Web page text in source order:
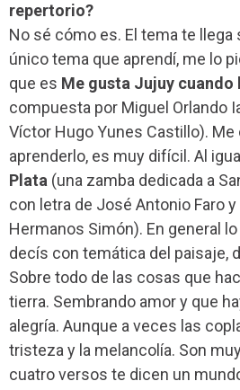
repertorio?
No sé cómo es. El tema te llega
único tema que aprendí, me lo
que es Me gusta Jujuy cuando
compuesta por Miguel Orlando
Víctor Hugo Yunes Castillo).
aprenderlo, es muy difícil. Al
Plata (una zamba dedicada a
con letra de José Antonio Faro
Hermanos Simón). En general
decís con temática del paisaje,
Sobre todo de las cosas que
tierra. Sembrando amor y que
alegría. Aunque a veces las
tristeza y la melancolía. Son
cuatro versos te dicen un